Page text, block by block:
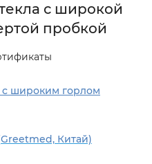
с широкой
пробкой
с широким горлом
Китай)